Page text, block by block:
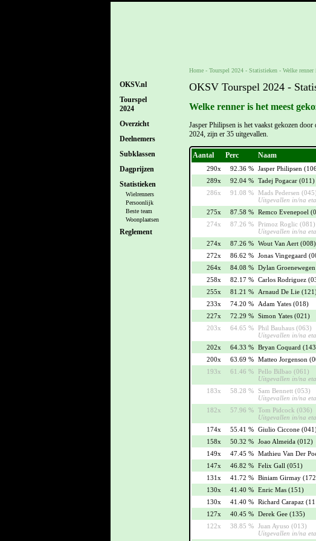
OKSV.nl
Tourspel
2024
Overzicht
Deelnemers
Subklassen
Dagprijzen
Statistieken
Wielrenners
Persoonlijk
Beste team
Woonplaatsen
Reglement
Home- Tourspel 2024- Statistieken - Welke renner
OKSV Tourspel 2024 -
Welke renner is het meest
Jasper Philipsen is het vaakst gekozen
2024, zijn er 35 uitgevallen.
Aantal Perc Naam
290x 92.36 % Jasper Philipsen
289x
92.04 % Tadej Pogacar (011)
286x
91.08 %
Mads Pedersen (045)
Uitgevallen in/na
275x 87.58 % Remco Evenepoel
274x
87.26 %
Primoz Roglic (081)
Uitgevallen in/na
274x 87.26 % Wout Van Aert (008)
272x
86.62 % Jonas Vingegaard
264x
84.08 % Dylan
258x
82.17 % Carlos Rodriguez
255x
81.21 % Arnaud De Lie
233x
74.20 % Adam Yates (018)
227x
72.29 % Simon Yates (021)
203x
64.65 %
Phil Bauhaus (063)
Uitgevallen in/na
202x 64.33 % Bryan Coquard
200x
63.69 % Matteo Jorgenson
193x
61.46 %
Pello Bilbao (061)
Uitgevallen in/na
183x 58.28 %
Sam Bennett (053)
Uitgevallen in/na
182x 57.96 % Tom Pidcock (036)
Uitgevallen in/na
174x 55.41 % Giulio Ciccone
158x
50.32 % Joao Almeida (012)
149x
47.45 % Mathieu Van Der
147x
46.82 % Felix Gall (051)
131x
41.72 % Biniam Girmay
130x
41.40 % Enric Mas (151)
130x
41.40 % Richard Carapaz
127x
40.45 % Derek Gee (135)
122x
38.85 % Juan Ayuso (013)
Uitgevallen in/na